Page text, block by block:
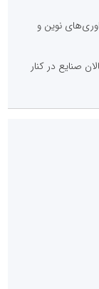
نوین و
صنایع در کنار